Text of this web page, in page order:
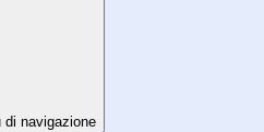
di navigazione